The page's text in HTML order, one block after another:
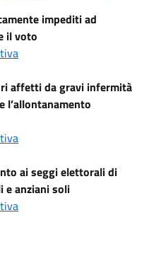
impediti ad
il voto
affetti da gravi infermità
l’allontanamento
ai seggi elettorali di
e anziani soli